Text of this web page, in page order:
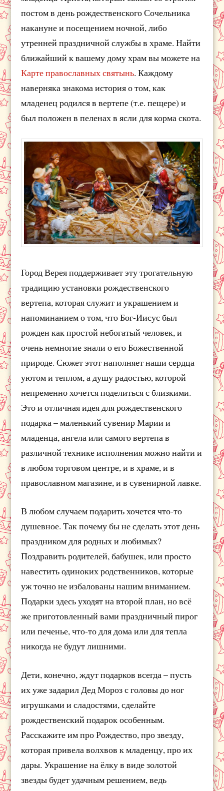
постом в день рождественского Сочельника
накануне и посещением ночной, либо
утренней праздничной службы в храме. Найти
ближайший к вашему дому храм вы можете на
Карте православных святынь. Каждому
наверняка знакома история о том, как
младенец родился в вертепе (т.е. пещере) и
был положен в пеленах в ясли для корма скота.
Город Верея поддерживает эту трогательную
традицию установки рождественского
вертепа, которая служит и украшением и
напоминанием о том, что Бог-Иисус был
рожден как простой небогатый человек, и
очень немногие знали о его Божественной
природе. Сюжет этот наполняет наши сердца
уютом и теплом, а душу радостью, которой
непременно хочется поделиться с близкими.
Это и отличная идея для рождественского
подарка – маленький сувенир Марии и
младенца, ангела или самого вертепа в
различной технике исполнения можно найти и
в любом торговом центре, и в храме, и в
православном магазине, и в сувенирной лавке.
В любом случаем подарить хочется что-то
душевное. Так почему бы не сделать этот день
праздником для родных и любимых?
Поздравить родителей, бабушек, или просто
навестить одиноких родственников, которые
уж точно не избалованы нашим вниманием.
Подарки здесь уходят на второй план, но всё
же приготовленный вами праздничный пирог
или печенье, что-то для дома или для тепла
никогда не будут лишними.
Дети, конечно, ждут подарков всегда – пусть
их уже задарил Дед Мороз с головы до ног
игрушками и сладостями, сделайте
рождественский подарок особенным.
Расскажите им про Рождество, про звезду,
которая привела волхвов к младенцу, про их
дары. Украшение на ёлку в виде золотой
звезды будет удачным решением, ведь